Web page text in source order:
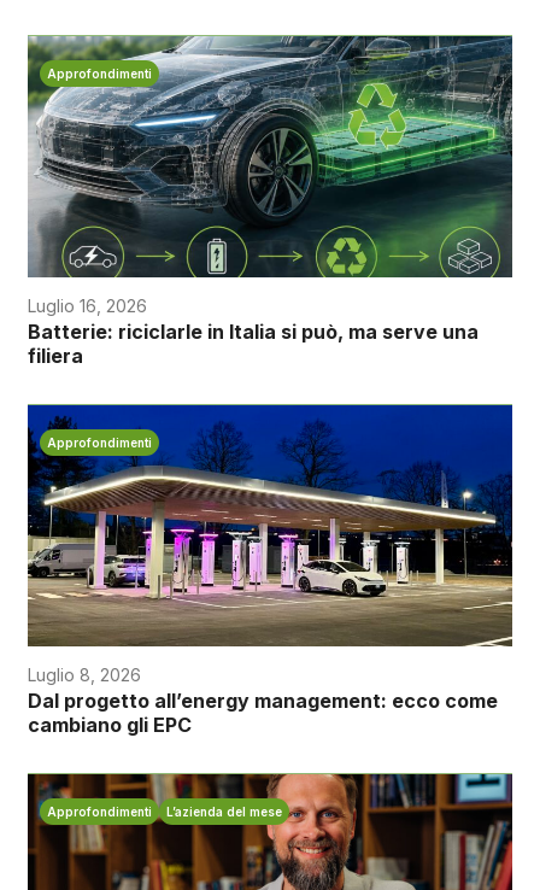
Approfondimenti
Luglio 16, 2026
Batterie: riciclarle in Italia si può, ma serve una
filiera
Approfondimenti
Luglio 8, 2026
Dal progetto all’energy management: ecco come
cambiano gli EPC
Approfondimenti L’azienda del mese